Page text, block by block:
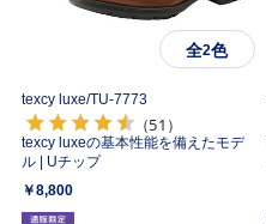
全2色
texcy luxe/TU-7773
（51）
texcy luxeの基本性能を備えたモデ
ル | Uチップ
￥8,800